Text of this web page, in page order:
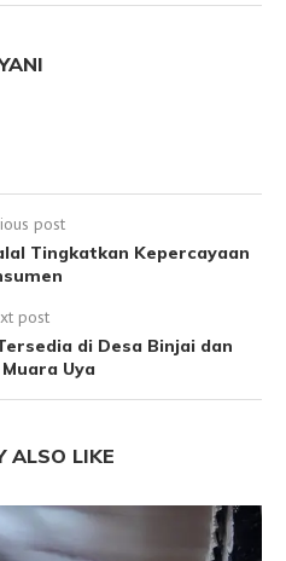
post
Tingkatkan Kepercayaan
post
di Desa Binjai dan
Uya
ALSO LIKE